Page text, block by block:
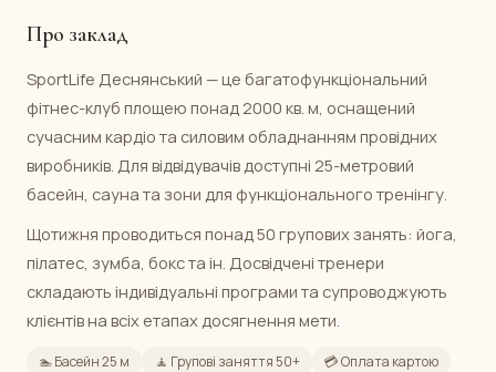
Про заклад
SportLife Деснянський — це багатофункціональний
фітнес-клуб площею понад 2000 кв. м, оснащений
сучасним кардіо та силовим обладнанням провідних
виробників. Для відвідувачів доступні 25-метровий
басейн, сауна та зони для функціонального тренінгу.
Щотижня проводиться понад 50 групових занять: йога,
пілатес, зумба, бокс та ін. Досвідчені тренери
складають індивідуальні програми та супроводжують
клієнтів на всіх етапах досягнення мети.
🏊 Басейн 25 м 🧘 Групові заняття 50+
💳 Оплата картою